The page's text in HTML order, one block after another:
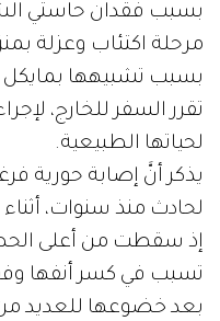
بسبب فقدان حاستي
مرحلة اكتئاب وعزلة
بسبب تشبيهها
تقرر السفر للخارج،
لحياتها الطبيعية.
يذكر أنَّ إصابة حورية
لحادث منذ سنوات،
إذ سقطت من أعلى
تسبب في كسر أنفها
بعد خضوعها للعديد من